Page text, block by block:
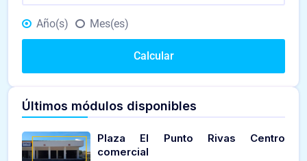
Año(s) Mes(es)
Calcular
Últimos módulos disponibles
Plaza El Punto Rivas Centro
comercial